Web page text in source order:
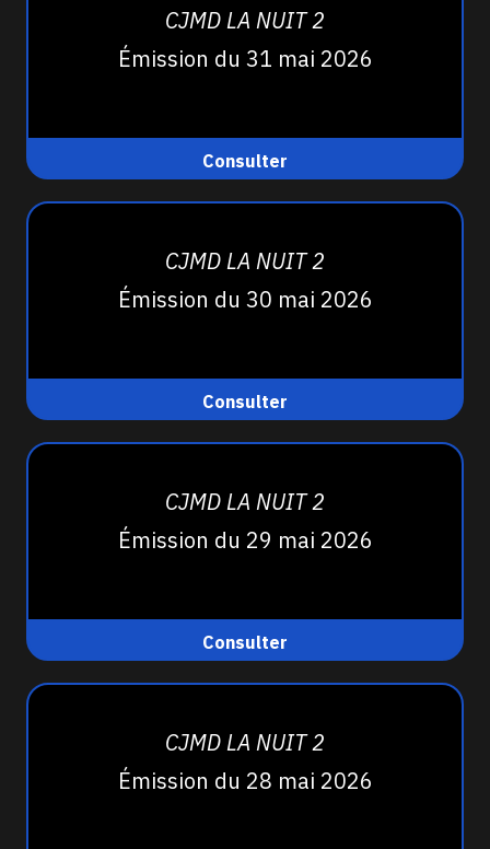
CJMD LA NUIT 2
Émission du 31 mai 2026
Consulter
CJMD LA NUIT 2
Émission du 30 mai 2026
Consulter
CJMD LA NUIT 2
Émission du 29 mai 2026
Consulter
CJMD LA NUIT 2
Émission du 28 mai 2026